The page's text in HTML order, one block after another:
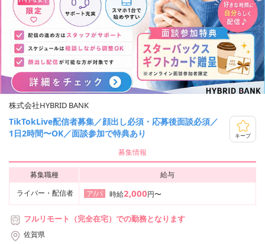
株式会社HYBRID BANK
TikTokLive配信者募集／顔出し必須・応募後面談必須／
1日2時間〜OK／面談参加で特典あり
キープ
募集情報
募集職種
給与
ライバー・配信者
ア/パ 時給2,000円〜
フルリモート（完全在宅）での勤務となります
佐賀県